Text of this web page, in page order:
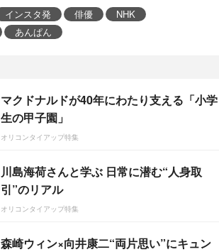
インスタ発 俳優
NHK
あんぱん
マクドナルドが40年にわたり支える「小学
生の甲子園」
オリコンタイアップ特集
川島海荷さんと学ぶ 日常に潜む“人身取
引”のリアル
オリコンタイアップ特集
森崎ウィン×向井康二“両片思い”にキュン